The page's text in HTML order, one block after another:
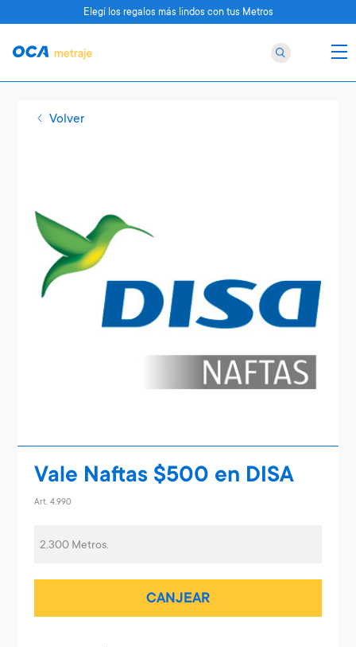
Volver
Vale Naftas $500 en DISA
Art. 4.990
2.300 Metros.
CANJEAR
Elegí los regalos más lindos con tus Metros